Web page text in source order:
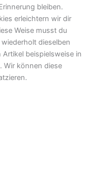
bleiben.
erleichtern wir dir
Weise musst du
dieselben
beispielsweise in
Wir können diese